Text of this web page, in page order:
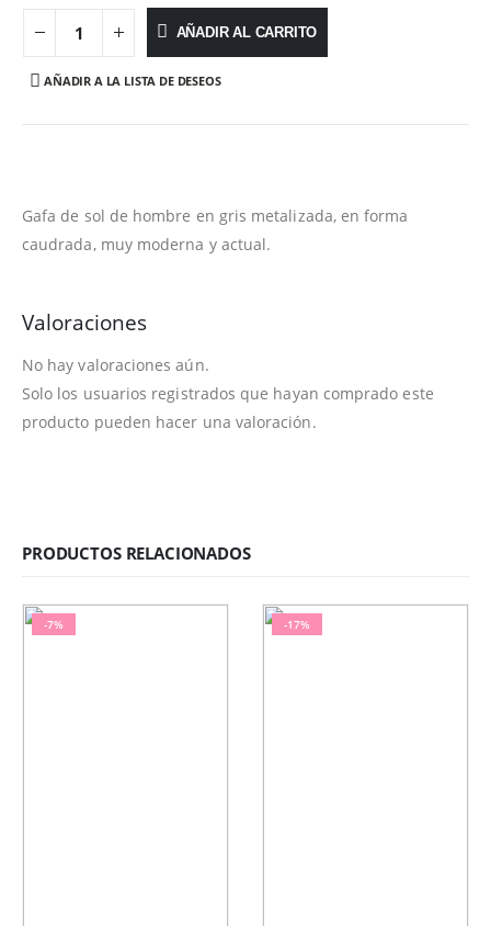
AÑADIR AL CARRITO
AÑADIR A LA LISTA DE DESEOS
Gafa de sol de hombre en gris metalizada, en forma
caudrada, muy moderna y actual.
Valoraciones
No hay valoraciones aún.
Solo los usuarios registrados que hayan comprado este
producto pueden hacer una valoración.
PRODUCTOS RELACIONADOS
-7% -17%